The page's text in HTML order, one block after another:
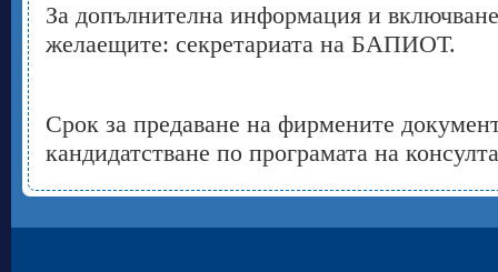
За допълнителна информация и
желаещите: секретариата на БАПИОТ.
Срок за предаване на фирмените
кандидатстване по програмата на